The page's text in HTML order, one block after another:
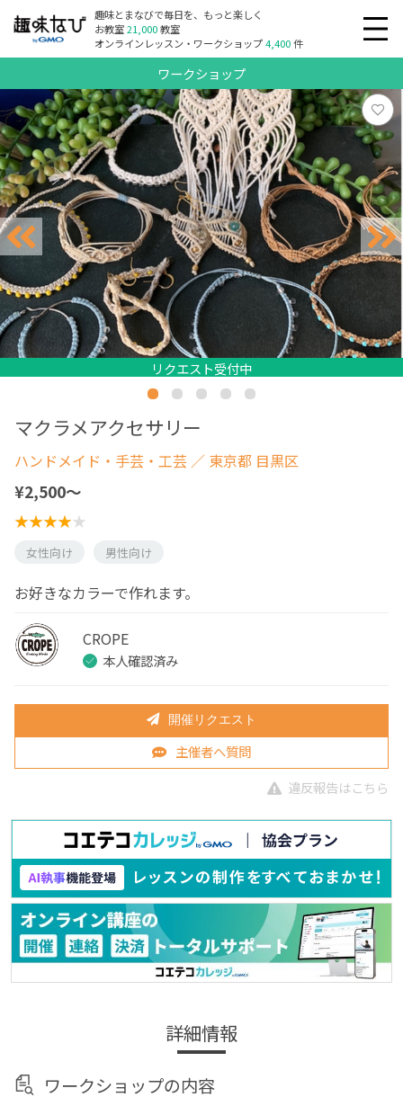
趣味とまなびで毎日を、もっと楽しく
お教室21,000教室
オンラインレッスン・ワークショップ4,400件
ワークショップ
リクエスト受付中
リクエスト受付中
リクエスト受付中
リクエスト受付中
リクエスト受付中
リクエスト受付中
マクラメアクセサリー
ハンドメイド・手芸・工芸 ／ 東京都 目黒区
¥2,500〜
女性向け 男性向け
お好きなカラーで作れます。
CROPE
本人確認済み
開催リクエスト
主催者へ質問
違反報告はこちら
詳細情報
ワークショップの内容